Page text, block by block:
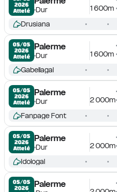
2026
Attelé
Dur
1 600m
Drusiana
05/05
2026
Attelé
Palerme
Dur
1 600m
Gabellagal
05/05
2026
Attelé
Palerme
Dur
2 000m
Fanpage Font
05/05
2026
Attelé
Palerme
Dur
2 000m
Idologal
05/05
2026
Palerme